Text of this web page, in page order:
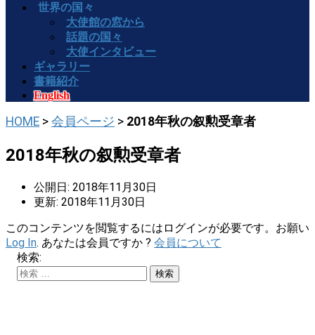
世界の国々
大使館の窓から
話題の国々
大使インタビュー
ギャラリー
書籍紹介
English
HOME > 会員ページ > 2018年秋の叙勲受章者
2018年秋の叙勲受章者
公開日: 2018年11月30日
更新: 2018年11月30日
このコンテンツを閲覧するにはログインが必要です。お願い
Log In. あなたは会員ですか ? 会員について
検索: